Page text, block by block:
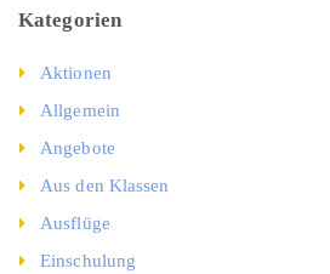
Kategorien
Aktionen
Allgemein
Angebote
Aus den Klassen
Ausflüge
Einschulung